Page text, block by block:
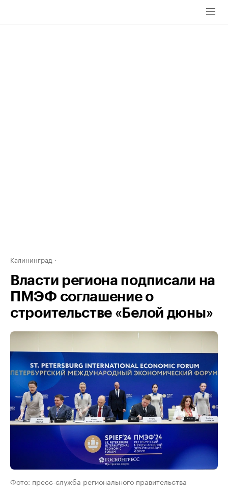
Калининград
Власти региона подписали на
ПМЭФ соглашение о
строительстве «Белой дюны»
Фото: пресс-служба регионального правительства